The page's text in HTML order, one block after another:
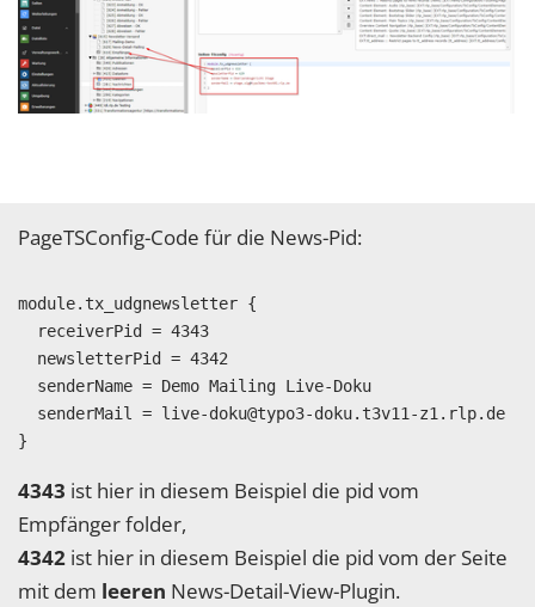
PageTSConfig-Code für die News-Pid:
module.tx_udgnewsletter {
  receiverPid = 4343
  newsletterPid = 4342
  senderName = Demo Mailing Live-Doku
  senderMail = live-doku@typo3-doku.t3v11-z1.rlp.de
4343 ist hier in diesem Beispiel die pid vom
Empfänger folder,
4342 ist hier in diesem Beispiel die pid vom der Seite
mit dem leeren News-Detail-View-Plugin.